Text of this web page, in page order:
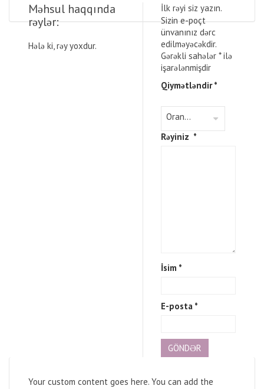
Məhsul haqqında
rəylər:
Hələ ki, rəy yoxdur.
İlk rəyi siz yazın.
Sizin e-poçt
ünvanınız dərc
edilməyəcəkdir.
Gərəkli sahələr *ilə
işarələnmişdir
Qiymətləndir*
Rəyiniz *
İsim *
E-posta *
Your custom content goes here. You can add the